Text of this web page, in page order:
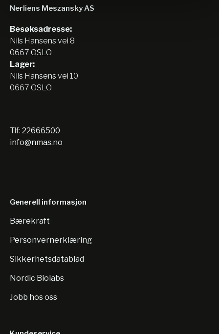
Nerliens Meszansky AS
Besøksadresse:
Nils Hansens vei 8
0667 OSLO
Lager:
Nils Hansens vei 10
0667 OSLO
Tlf: 22666500
info@nmas.no
Generell informasjon
Bærekraft
Personvernerklæring
Sikkerhetsdatablad
Nordic Biolabs
Jobb hos oss